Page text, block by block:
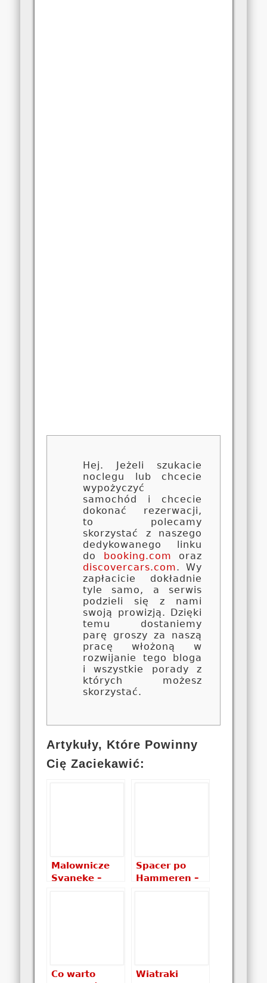
Hej. Jeżeli szukacie
noclegu lub chcecie
wypożyczyć
samochód i chcecie
dokonać rezerwacji,
to polecamy
skorzystać z naszego
dedykowanego linku
do booking.com oraz
discovercars.com. Wy
zapłacicie dokładnie
tyle samo, a serwis
podzieli się z nami
swoją prowizją. Dzięki
temu dostaniemy
parę groszy za naszą
pracę włożoną w
rozwijanie tego bloga
i wszystkie porady z
których możesz
skorzystać.
Artykuły, Które Powinny
Cię Zaciekawić:
Malownicze
Svaneke –
Spacer po
Hammeren –
Co warto
Wiatraki